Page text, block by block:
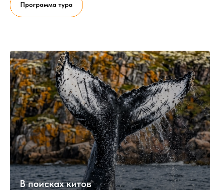
Программа тура
В поисках китов